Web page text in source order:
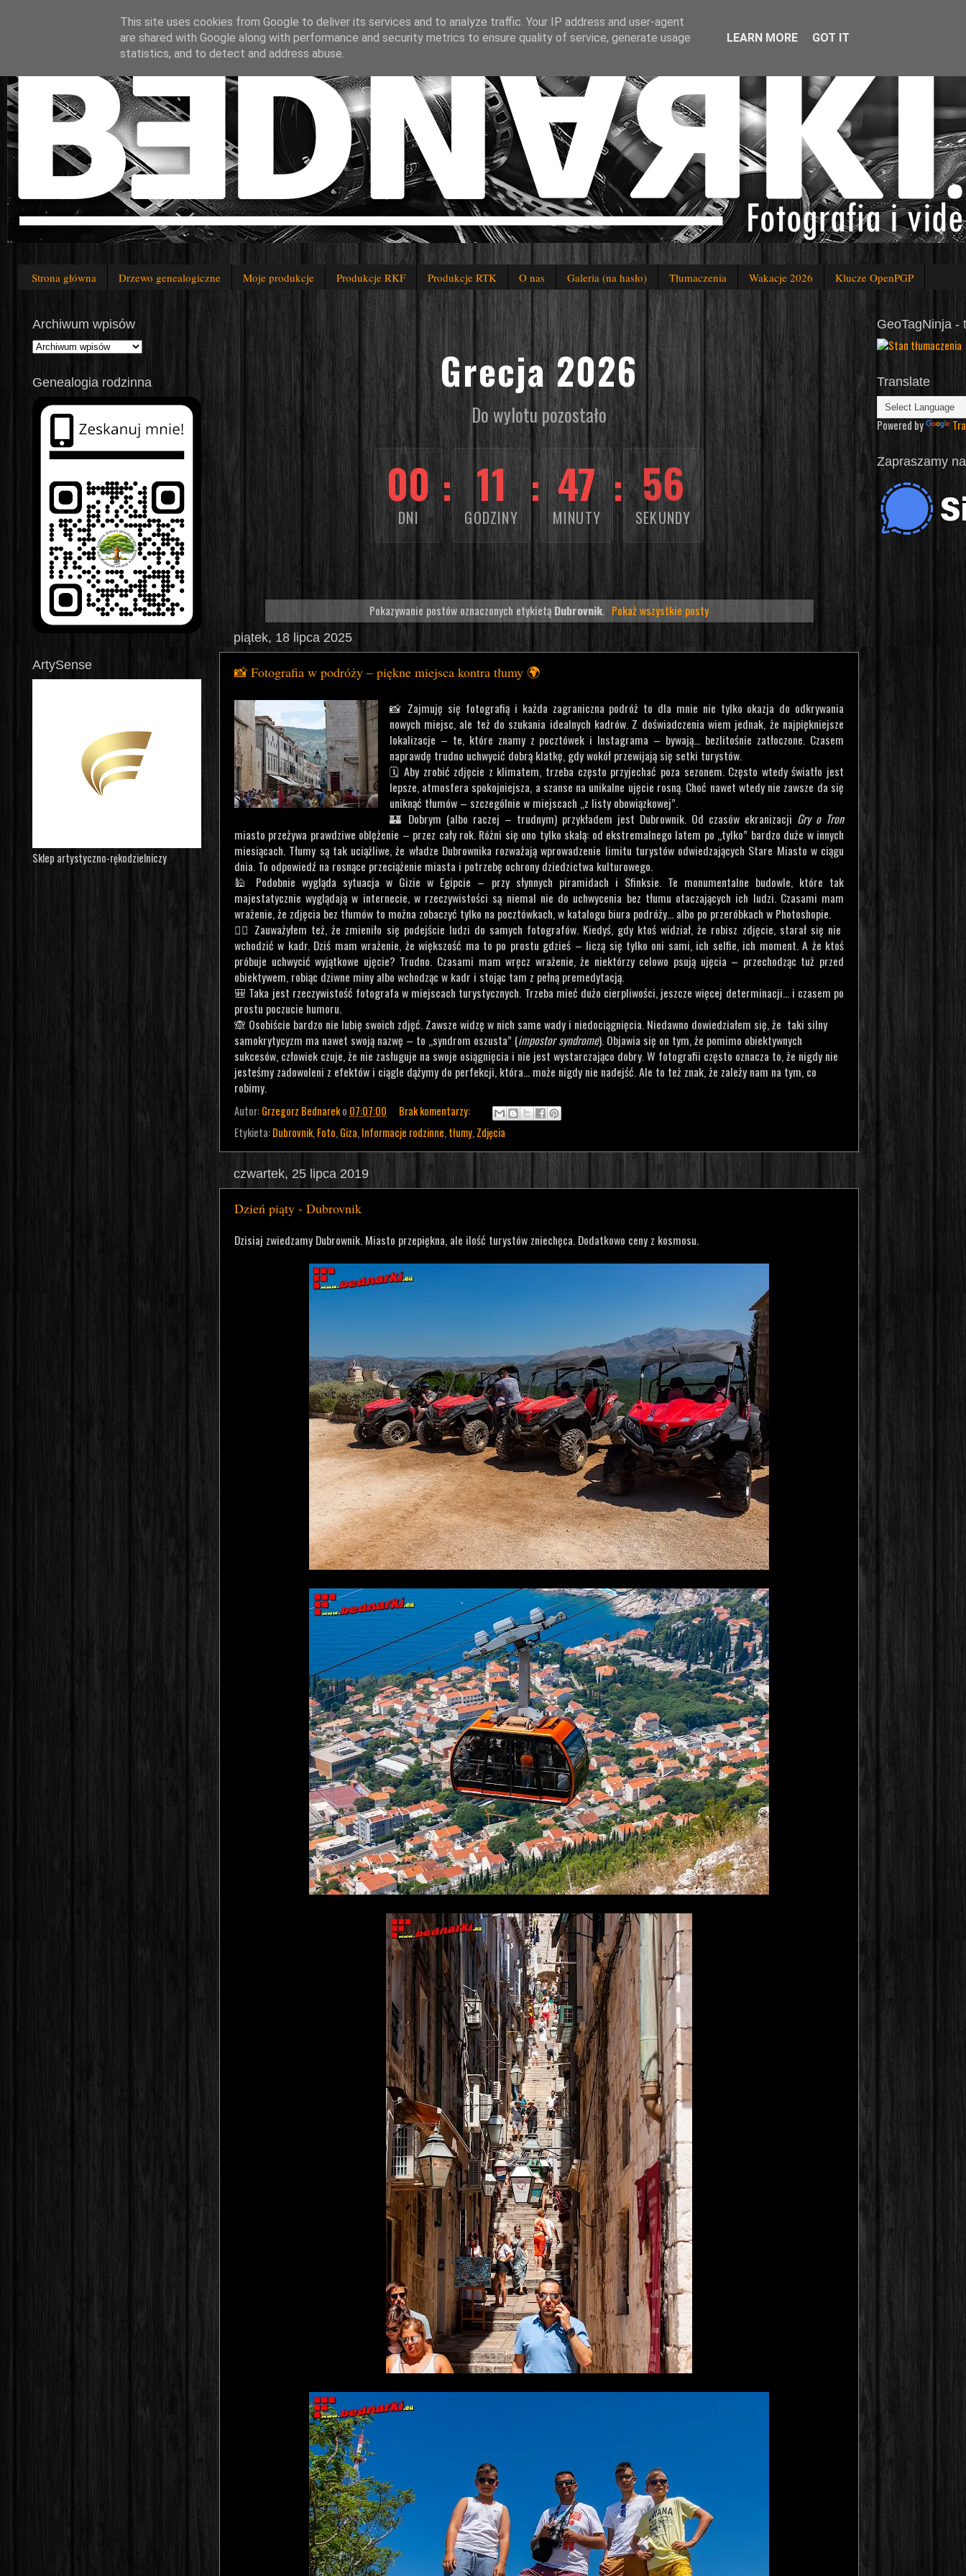
Strona główna Drzewo genealogiczne Moje produkcje Produkcje RKF Produkcje RTK O nas Galeria (na hasło) Tłumaczenia Wakacje 2026 Klucze OpenPGP
Grecja 2026
Do wylotu pozostało
00
DNI
: 11
GODZINY
: 47
MINUTY
: 53
SEKUNDY
Pokazywanie postów oznaczonych etykietą Dubrovnik. Pokaż wszystkie posty
piątek, 18 lipca 2025
📸 Fotografia w podróży – piękne miejsca kontra tłumy 🌍
📸 Zajmuję się fotografią i każda zagraniczna podróż to dla mnie nie tylko okazja do odkrywania
nowych miejsc, ale też do szukania idealnych kadrów. Z doświadczenia wiem jednak, że najpiękniejsze
lokalizacje – te, które znamy z pocztówek i Instagrama – bywają... bezlitośnie zatłoczone. Czasem
naprawdę trudno uchwycić dobrą klatkę, gdy wokół przewijają się setki turystów.
🗓️ Aby zrobić zdjęcie z klimatem, trzeba często przyjechać poza sezonem. Często wtedy światło jest
lepsze, atmosfera spokojniejsza, a szanse na unikalne ujęcie rosną. Choć nawet wtedy nie zawsze da się
uniknąć tłumów – szczególnie w miejscach „z listy obowiązkowej”.
🏰 Dobrym (albo raczej – trudnym) przykładem jest Dubrownik. Od czasów ekranizacji Gry o Tron
miasto przeżywa prawdziwe oblężenie – przez cały rok. Różni się ono tylko skalą: od ekstremalnego latem po „tylko” bardzo duże w innych
miesiącach. Tłumy są tak uciążliwe, że władze Dubrownika rozważają wprowadzenie limitu turystów odwiedzających Stare Miasto w ciągu
dnia. To odpowiedź na rosnące przeciążenie miasta i potrzebę ochrony dziedzictwa kulturowego.
🕌 Podobnie wygląda sytuacja w Gizie w Egipcie – przy słynnych piramidach i Sfinksie. Te monumentalne budowle, które tak
majestatycznie wyglądają w internecie, w rzeczywistości są niemal nie do uchwycenia bez tłumu otaczających ich ludzi. Czasami mam
wrażenie, że zdjęcia bez tłumów to można zobaczyć tylko na pocztówkach, w katalogu biura podróży... albo po przeróbkach w Photoshopie.
🤷‍♂️ Zauważyłem też, że zmieniło się podejście ludzi do samych fotografów. Kiedyś, gdy ktoś widział, że robisz zdjęcie, starał się nie
wchodzić w kadr. Dziś mam wrażenie, że większość ma to po prostu gdzieś – liczą się tylko oni sami, ich selfie, ich moment. A że ktoś
próbuje uchwycić wyjątkowe ujęcie? Trudno. Czasami mam wręcz wrażenie, że niektórzy celowo psują ujęcia – przechodząc tuż przed
obiektywem, robiąc dziwne miny albo wchodząc w kadr i stojąc tam z pełną premedytacją.
🎒 Taka jest rzeczywistość fotografa w miejscach turystycznych. Trzeba mieć dużo cierpliwości, jeszcze więcej determinacji… i czasem po
prostu poczucie humoru.
🙈 Osobiście bardzo nie lubię swoich zdjęć. Zawsze widzę w nich same wady i niedociągnięcia. Niedawno dowiedziałem się, że taki silny
samokrytycyzm ma nawet swoją nazwę – to „syndrom oszusta” (impostor syndrome). Objawia się on tym, że pomimo obiektywnych
sukcesów, człowiek czuje, że nie zasługuje na swoje osiągnięcia i nie jest wystarczająco dobry. W fotografii często oznacza to, że nigdy nie
jesteśmy zadowoleni z efektów i ciągle dążymy do perfekcji, która… może nigdy nie nadejść. Ale to też znak, że zależy nam na tym, co
robimy.
Autor:Grzegorz Bednareko 07:07:00
Brak komentarzy:
Etykieta:Dubrovnik, Foto, Giza, Informacje rodzinne, tłumy, Zdjęcia
czwartek, 25 lipca 2019
Dzień piąty - Dubrovnik
Dzisiaj zwiedzamy Dubrownik. Miasto przepiękna, ale ilość turystów zniechęca. Dodatkowo ceny z kosmosu.
Archiwum wpisów
Genealogia rodzinna
ArtySense
Sklep artystyczno-rękodzielniczy
GeoTagNinja -
Translate
Powered by
Zapraszamy
This site uses cookies from Google to deliver its services and to analyze traffic. Your IP address and user-agent
are shared with Google along with performance and security metrics to ensure quality of service, generate usage
statistics, and to detect and address abuse.
LEARN MORE GOT IT